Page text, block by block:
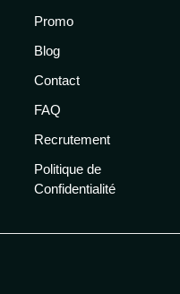
Promo
Blog
Contact
FAQ
Recrutement
Politique de
Confidentialité